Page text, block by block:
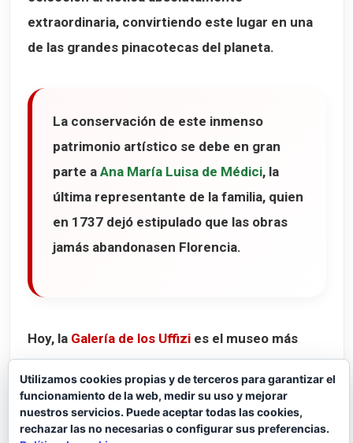
extraordinaria, convirtiendo este lugar en una
de las grandes pinacotecas del planeta.
La conservación de este inmenso
patrimonio artístico se debe en gran
parte a Ana María Luisa de Médici, la
última representante de la familia, quien
en 1737 dejó estipulado que las obras
jamás abandonasen Florencia.
Hoy, la Galería de los Uffizi es el museo más
visitado de Italia y recorrer sus salas es hacer
un auténtico viaje por la historia del arte
occidental.
Utilizamos cookies propias y de terceros para garantizar el
funcionamiento de la web, medir su uso y mejorar
nuestros servicios. Puede aceptar todas las cookies,
rechazar las no necesarias o configurar sus preferencias.